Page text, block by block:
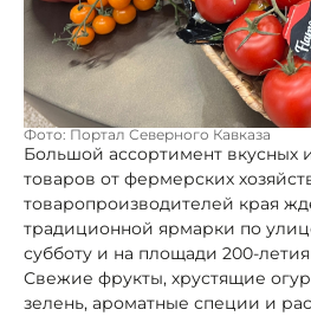
Фото: Портал Северного Кавказа
Большой ассортимент вкусных
товаров от фермерских
товаропроизводителей края
традиционной ярмарки по
субботу и на площади 200-
Свежие фрукты, хрустящие
зелень, ароматные специи и